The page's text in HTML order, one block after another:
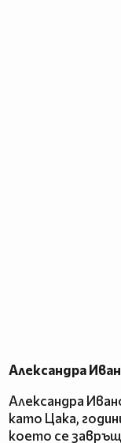
Александра
Александра
като Цака,
което се